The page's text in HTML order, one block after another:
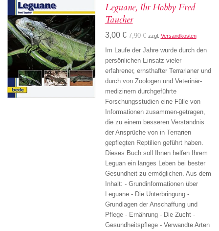
Leguane, Ihr Hobby Fred
Taucher
3,00 € 7,90 € zzgl. Versandkosten
Im Laufe der Jahre wurde durch den
persönlichen Einsatz vieler
erfahrener, ernsthafter Terrarianer und
durch von Zoologen und Veterinär-
medizinern durchgeführte
Forschungsstudien eine Fülle von
Informationen zusammen-getragen,
die zu einem besseren Verständnis
der Ansprüche von in Terrarien
gepflegten Reptilien geführt haben.
Dieses Buch soll Ihnen helfen Ihrem
Leguan ein langes Leben bei bester
Gesundheit zu ermöglichen. Aus dem
Inhalt: - Grundinformationen über
Leguane - Die Unterbringung -
Grundlagen der Anschaffung und
Pflege - Ernährung - Die Zucht -
Gesundheitspflege - Verwandte Arten